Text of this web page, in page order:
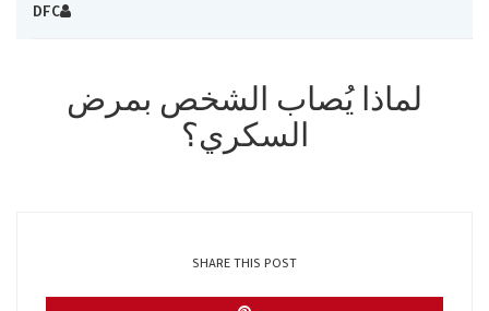
DFC
لماذا يُصاب الشخص بمرض
السكري؟
SHARE THIS POST